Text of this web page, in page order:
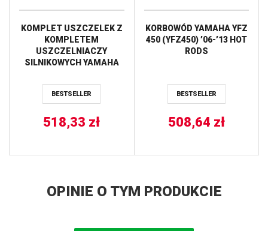
KOMPLET USZCZELEK Z
KOMPLETEM
USZCZELNIACZY
SILNIKOWYCH YAMAHA
PROX
BESTSELLER
518,33 zł
KORBOWÓD YAMAHA YFZ
450 (YFZ450) ’06-’13 HOT
RODS
BESTSELLER
508,64 zł
OPINIE O TYM PRODUKCIE